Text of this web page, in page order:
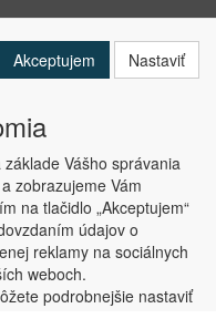
a.s. 2019
Akceptujem Nastaviť
Vášho správania
zobrazujeme Vám
na tlačidlo „Akceptujem“
údajov o
reklamy na sociálnych
weboch.
podrobnejšie nastaviť